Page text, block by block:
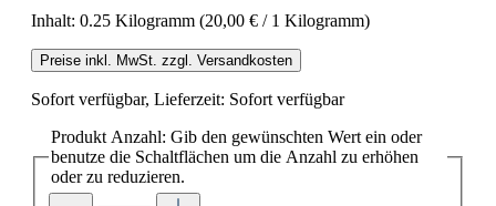
Inhalt: 0.25 Kilogramm (20,00 € / 1 Kilogramm)
Preise inkl. MwSt. zzgl. Versandkosten
Sofort verfügbar, Lieferzeit: Sofort verfügbar
Produkt Anzahl: Gib den gewünschten Wert ein oder
benutze die Schaltflächen um die Anzahl zu erhöhen
oder zu reduzieren.